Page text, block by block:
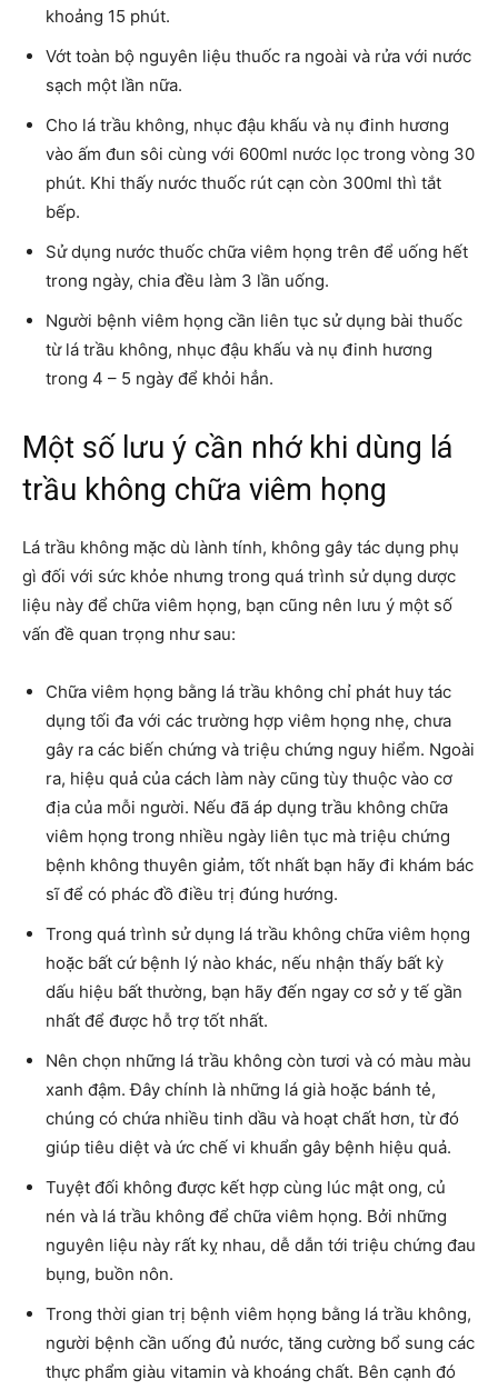
khoảng 15 phút.
Vớt toàn bộ nguyên liệu thuốc ra ngoài và rửa với nước
sạch một lần nữa.
Cho lá trầu không, nhục đậu khấu và nụ đinh hương
vào ấm đun sôi cùng với 600ml nước lọc trong vòng 30
phút. Khi thấy nước thuốc rút cạn còn 300ml thì tắt
bếp.
Sử dụng nước thuốc chữa viêm họng trên để uống hết
trong ngày, chia đều làm 3 lần uống.
Người bệnh viêm họng cần liên tục sử dụng bài thuốc
từ lá trầu không, nhục đậu khấu và nụ đinh hương
trong 4 – 5 ngày để khỏi hẳn.
Một số lưu ý cần nhớ khi dùng lá
trầu không chữa viêm họng
Lá trầu không mặc dù lành tính, không gây tác dụng phụ
gì đối với sức khỏe nhưng trong quá trình sử dụng dược
liệu này để chữa viêm họng, bạn cũng nên lưu ý một số
vấn đề quan trọng như sau:
Chữa viêm họng bằng lá trầu không chỉ phát huy tác
dụng tối đa với các trường hợp viêm họng nhẹ, chưa
gây ra các biến chứng và triệu chứng nguy hiểm. Ngoài
ra, hiệu quả của cách làm này cũng tùy thuộc vào cơ
địa của mỗi người. Nếu đã áp dụng trầu không chữa
viêm họng trong nhiều ngày liên tục mà triệu chứng
bệnh không thuyên giảm, tốt nhất bạn hãy đi khám bác
sĩ để có phác đồ điều trị đúng hướng.
Trong quá trình sử dụng lá trầu không chữa viêm họng
hoặc bất cứ bệnh lý nào khác, nếu nhận thấy bất kỳ
dấu hiệu bất thường, bạn hãy đến ngay cơ sở y tế gần
nhất để được hỗ trợ tốt nhất.
Nên chọn những lá trầu không còn tươi và có màu màu
xanh đậm. Đây chính là những lá già hoặc bánh tẻ,
chúng có chứa nhiều tinh dầu và hoạt chất hơn, từ đó
giúp tiêu diệt và ức chế vi khuẩn gây bệnh hiệu quả.
Tuyệt đối không được kết hợp cùng lúc mật ong, củ
nén và lá trầu không để chữa viêm họng. Bởi những
nguyên liệu này rất kỵ nhau, dễ dẫn tới triệu chứng đau
bụng, buồn nôn.
Trong thời gian trị bệnh viêm họng bằng lá trầu không,
người bệnh cần uống đủ nước, tăng cường bổ sung các
thực phẩm giàu vitamin và khoáng chất. Bên cạnh đó